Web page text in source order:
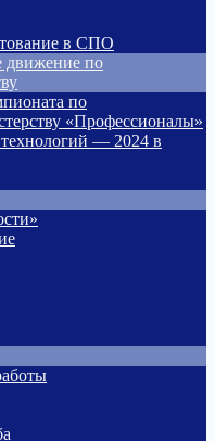
в СПО
движение по
по
«Профессионалы»
— 2024 в